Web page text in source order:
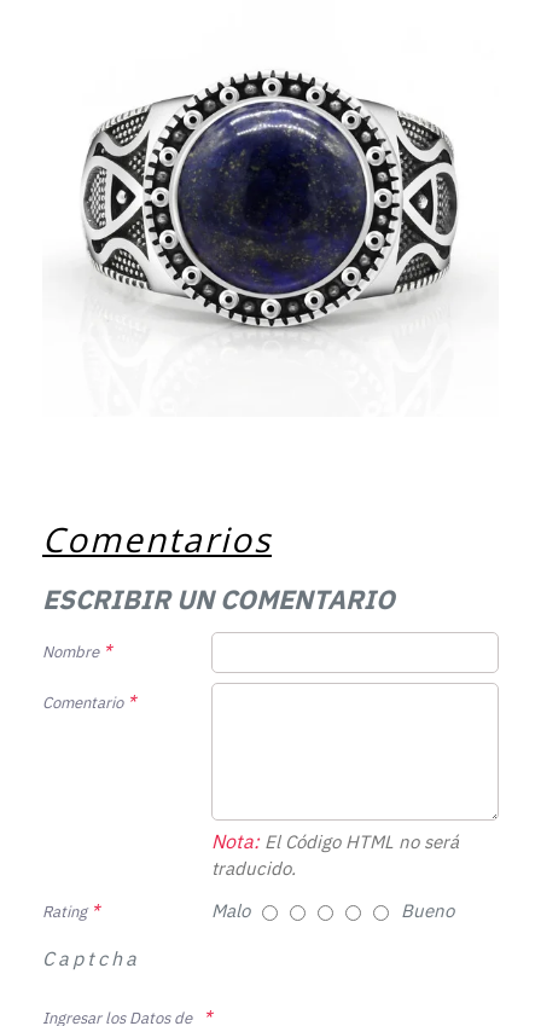
Comentarios
ESCRIBIR UN COMENTARIO
Nombre
Comentario
Nota:El Código HTML no será
traducido.
Rating Malo Bueno
Captcha
Ingresar los Datos de